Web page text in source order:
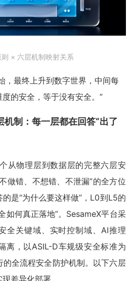
× 六层机制映射关系
，最终上升到数字世界，中间每
的安全，等于没有安全。”
机制：每一层都在回答“出了
从物理层到数据层的完整六层安
做错、不想错、不泄漏”的全方位
是“为什么要这样做”，L0到L5的
如何真正落地”。SesameX平台采
关键域、实时控制域、AI推理
离，以ASIL-D车规级安全标准为
全流程安全防护机制。以下六层